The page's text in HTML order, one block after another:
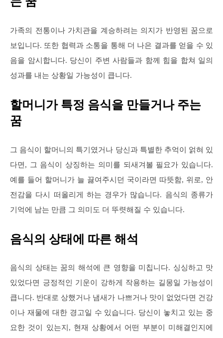
가족의 전통이나 가치관을 계승하려는 의지가 반영된 꿈으로
보입니다. 또한 협력과 소통을 통해 더 나은 결과를 얻을 수 있
음을 암시합니다. 당신이 주변 사람들과 함께 힘을 합쳐 일의
성과를 내는 상황일 가능성이 큽니다.
할머니가 특정 음식을 만들거나 주는
꿈
그 음식이 할머니의 특기였거나 당신과 특별한 추억이 얽혀 있
다면, 그 음식이 상징하는 의미를 되새겨볼 필요가 있습니다.
예를 들어 할머니가 늘 끓여주시던 국이라면 따뜻함, 위로, 안
전감을 다시 떠올리게 하는 경우가 많습니다. 음식의 종류가
기억에 남는 만큼 그 의미도 더 뚜렷해질 수 있습니다.
음식의 상태에 따른 해석
음식의 상태는 꿈의 해석에 큰 영향을 미칩니다. 싱싱하고 맛
있었다면 긍정적인 기운이 강하게 작용하는 길몽일 가능성이
큽니다. 반대로 상했거나 냄새가 나쁘거나 맛이 없었다면 건강
이나 재물에 대한 경고일 수 있습니다. 당신이 놓치고 있는 중
요한 것이 있는지, 현재 상황에서 어떤 부분이 미해결인지에